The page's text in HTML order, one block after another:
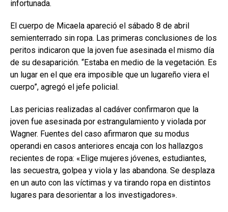
infortunada.
El cuerpo de Micaela apareció el sábado 8 de abril
semienterrado sin ropa. Las primeras conclusiones de los
peritos indicaron que la joven fue asesinada el mismo día
de su desaparición. “Estaba en medio de la vegetación. Es
un lugar en el que era imposible que un lugareño viera el
cuerpo”, agregó el jefe policial.
Las pericias realizadas al cadáver confirmaron que la
joven fue asesinada por estrangulamiento y violada por
Wagner. Fuentes del caso afirmaron que su modus
operandi en casos anteriores encaja con los hallazgos
recientes de ropa: «Elige mujeres jóvenes, estudiantes,
las secuestra, golpea y viola y las abandona. Se desplaza
en un auto con las víctimas y va tirando ropa en distintos
lugares para desorientar a los investigadores».